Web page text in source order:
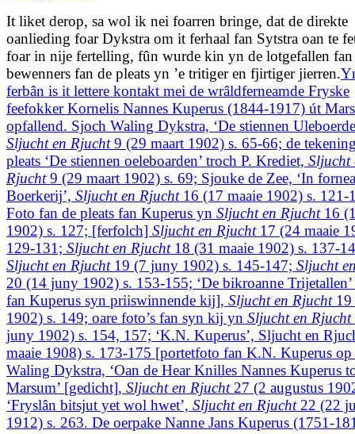
It liket derop, sa wol ik nei foarren bringe, dat de direkte
oanlieding foar Dykstra om it ferhaal fan Sytstra oan te
foar in nije fertelling, fûn wurde kin yn de lotgefallen fan
bewenners fan de pleats yn ’e tritiger en fjirtiger jierren.
ferbân is it lettere kontakt mei de wrâldferneamde Fryske
feefokker Kornelis Nannes Kuperus (1844-1917) út
opfallend. Sjoch Waling Dykstra, ‘De stiennen
Sljucht en Rjucht9 (29 maart 1902) s. 65-66; de
pleats ‘De stiennen oeleboarden’ troch P. Krediet, Sljucht
Rjucht9 (29 maart 1902) s. 69; Sjouke de Zee, ‘In
Boerkerij’, Sljucht en Rjucht16 (17 maaie 1902) s. 121-
Foto fan de pleats fan Kuperus yn Sljucht en Rjucht16
1902) s. 127; [ferfolch] Sljucht en Rjucht17 (24 maaie
129-131; Sljucht en Rjucht18 (31 maaie 1902) s. 137-
Sljucht en Rjucht 19 (7 juny 1902) s. 145-147; Sljucht
20 (14 juny 1902) s. 153-155; ‘De bikroanne Trijetallen’
fan Kuperus syn priiswinnende kij], Sljucht en Rjucht19
1902) s. 149; oare foto’s fan syn kij yn Sljucht en Rjucht
juny 1902) s. 154, 157; ‘K.N. Kuperus’, Sljucht en
maaie 1908) s. 173-175 [portetfoto fan K.N. Kuperus op
Waling Dykstra, ‘Oan de Hear Knilles Nannes Kuperus
Marsum’ [gedicht], Sljucht en Rjucht27 (2 augustus
‘Fryslân bitsjut yet wol hwet’, Sljucht en Rjucht22 (22
1912) s. 263. De oerpake Nanne Jans Kuperus (1751-